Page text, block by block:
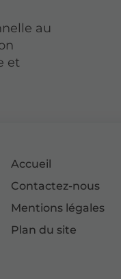
au
et
Accueil
Contactez-nous
Mentions légales
Plan du site